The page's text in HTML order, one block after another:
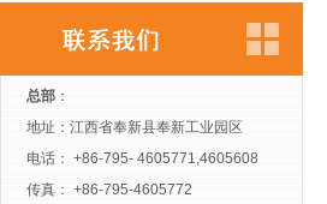
总部 ：
地址：江西省奉新县奉新工业园区
电话： +86-795- 4605771,4605608
传真： +86-795-4605772